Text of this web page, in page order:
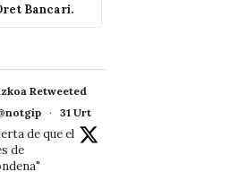
Bancari.
Retweeted
· 31 Urt
de que el
de